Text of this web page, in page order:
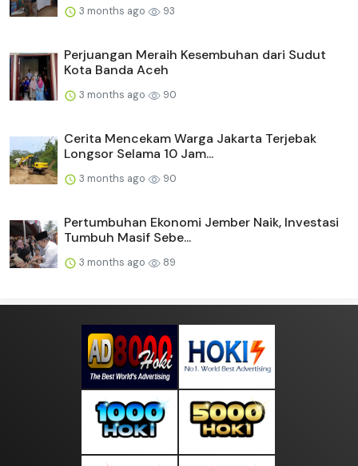
3 months ago 93
Perjuangan Meraih Kesembuhan dari Sudut
Kota Banda Aceh
3 months ago 90
Cerita Mencekam Warga Jakarta Terjebak
Longsor Selama 10 Jam...
3 months ago 90
Pertumbuhan Ekonomi Jember Naik, Investasi
Tumbuh Masif Sebe...
3 months ago 89